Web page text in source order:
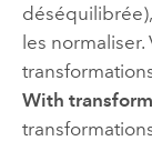
les
With